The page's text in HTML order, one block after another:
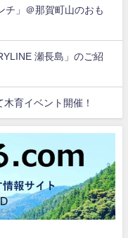
チ」＠那賀町山のおも
瀬長島」のご紹
育イベント開催！